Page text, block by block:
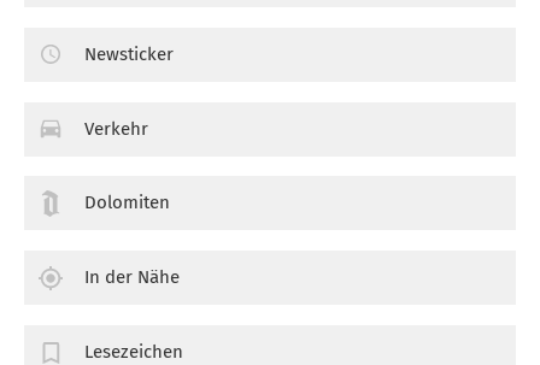
Newsticker
Verkehr
Dolomiten
In der Nähe
Lesezeichen